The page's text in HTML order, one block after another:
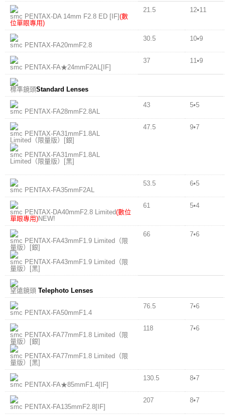
smc PENTAX-DA 14mm F2.8 ED [IF](數
位單眼專用)
21.5 12•11
smc PENTAX-FA20mmF2.8
30.5 10•9
smc PENTAX-FA★24mmF2AL[IF]
37 11•9
標準鏡頭Standard Lenses
smc PENTAX-FA28mmF2.8AL
43 5•5
smc PENTAX-FA31mmF1.8AL
Limited（限量版）[銀]
smc PENTAX-FA31mmF1.8AL
Limited（限量版）[黑]
47.5 9•7
smc PENTAX-FA35mmF2AL
53.5 6•5
smc PENTAX-DA40mmF2.8 Limited(數位
單眼專用)NEW!
61 5•4
smc PENTAX-FA43mmF1.9 Limited（限
量版）[銀]
smc PENTAX-FA43mmF1.9 Limited（限
量版）[黑]
66 7•6
望遠鏡頭 Telephoto Lenses
smc PENTAX-FA50mmF1.4
76.5 7•6
smc PENTAX-FA77mmF1.8 Limited（限
量版）[銀]
smc PENTAX-FA77mmF1.8 Limited（限
量版）[黑]
118 7•6
smc PENTAX-FA★85mmF1.4[IF]
130.5 8•7
smc PENTAX-FA135mmF2.8[IF]
207 8•7